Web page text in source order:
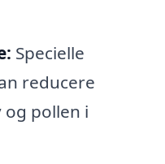
Specielle
reducere
pollen i